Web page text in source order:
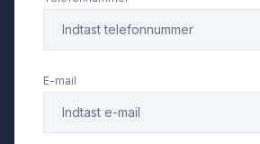
E-mail